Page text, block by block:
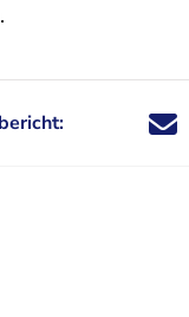
Deel dit
Deel